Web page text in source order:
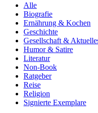
Alle
Biografie
Ernährung & Kochen
Geschichte
Gesellschaft &
Humor & Satire
Literatur
Non-Book
Ratgeber
Reise
Religion
Signierte Exemplare